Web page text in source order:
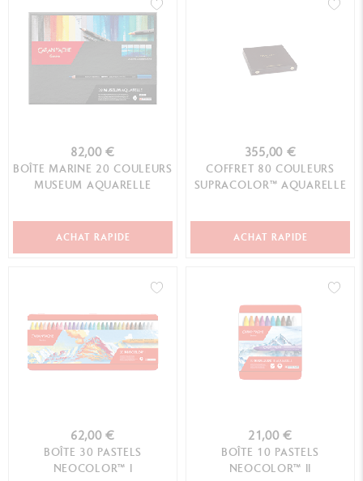
82,00 €
BOÎTE MARINE 20 COULEURS
MUSEUM AQUARELLE
ACHAT RAPIDE
355,00 €
COFFRET 80 COULEURS
SUPRACOLOR™ AQUARELLE
ACHAT RAPIDE
62,00 €
BOÎTE 30 PASTELS
NEOCOLOR™ I
21,00 €
BOÎTE 10 PASTELS
NEOCOLOR™ II